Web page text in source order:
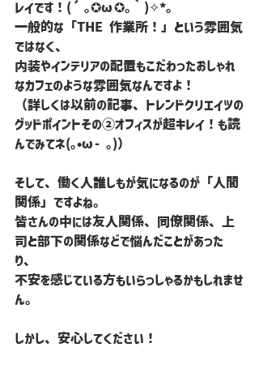
レイです！(´｡✪ω✪｡｀)✧*。
一般的な「THE 作業所！」という雰囲気
ではなく、
内装やインテリアの配置もこだわったおしゃれ
なカフェのような雰囲気なんですよ！
（詳しくは以前の記事、トレンドクリエイツの
グッドポイントその②オフィスが超キレイ！も読
んでみてネ(｡•ω- ｡)）
そして、働く人誰しもが気になるのが「人間
関係」ですよね。
皆さんの中には友人関係、同僚関係、上
司と部下の関係などで悩んだことがあった
り、
不安を感じている方もいらっしゃるかもしれませ
ん。
しかし、安心してください！